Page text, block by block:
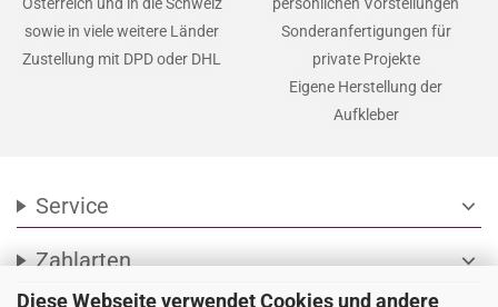
Diese Webseite verwendet Cookies und andere
Österreich und in die Schweiz
sowie in viele weitere Länder
Zustellung mit DPD oder DHL
persönlichen Vorstellungen
Sonderanfertigungen für
private Projekte
Eigene Herstellung der
Aufkleber
Service expand_more
Zahlarten expand_more